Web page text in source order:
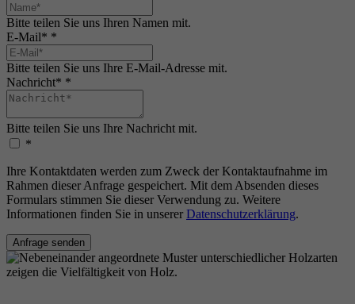
Bitte teilen Sie uns Ihren Namen mit.
E-Mail* *
Bitte teilen Sie uns Ihre E-Mail-Adresse mit.
Nachricht* *
Bitte teilen Sie uns Ihre Nachricht mit.
*
Ihre Kontaktdaten werden zum Zweck der Kontaktaufnahme im
Rahmen dieser Anfrage gespeichert. Mit dem Absenden dieses
Formulars stimmen Sie dieser Verwendung zu. Weitere
Informationen finden Sie in unserer Datenschutzerklärung.
Anfrage senden